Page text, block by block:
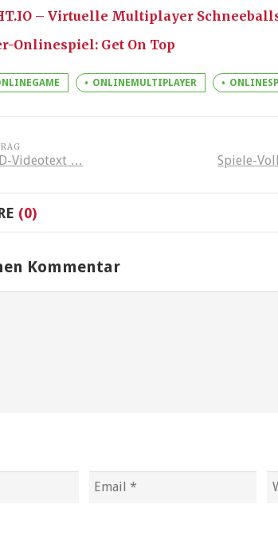
– Virtuelle Multiplayer
Onlinespiel: Get On Top
ONLINEMULTIPLAYER
Videotext …
Spiele-
(0)
Kommentar